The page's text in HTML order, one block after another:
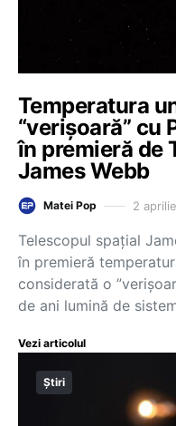
Temperatura
“verișoară” cu
în premieră de
James Webb
Matei Pop 2
Telescopul spaţial
în premieră
considerată o
de ani lumină de
Vezi articolul
Știri